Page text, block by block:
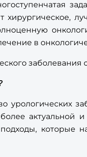
хирургическое,
в
заболевания
актуальной
подходы,